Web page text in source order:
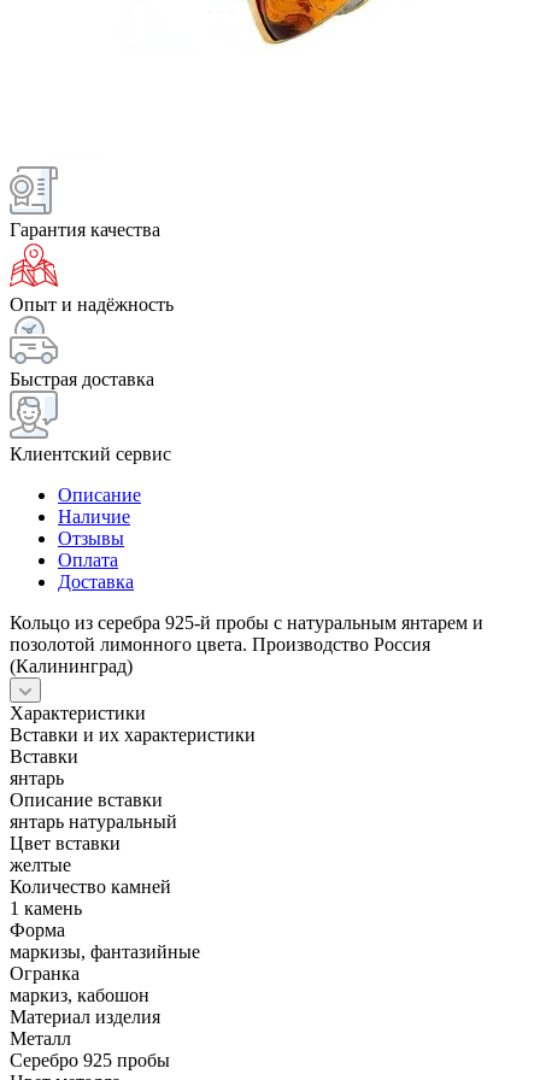
Гарантия качества
Опыт и надёжность
Быстрая доставка
Клиентский сервис
Описание
Наличие
Отзывы
Оплата
Доставка
Кольцо из серебра 925-й пробы с натуральным янтарем и
позолотой лимонного цвета. Производство Россия
(Калининград)
Характеристики
Вставки и их характеристики
Вставки
янтарь
Описание вставки
янтарь натуральный
Цвет вставки
желтые
Количество камней
1 камень
Форма
маркизы, фантазийные
Огранка
маркиз, кабошон
Материал изделия
Металл
Серебро 925 пробы